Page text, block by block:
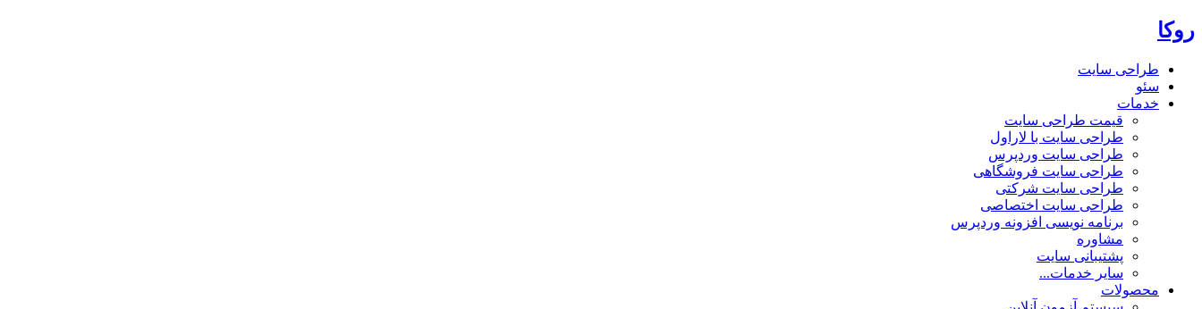
روکا
طراحی سایت
سئو
خدمات
قیمت طراحی سایت
طراحی سایت با لاراول
طراحی سایت وردپرس
طراحی سایت فروشگاهی
طراحی سایت شرکتی
طراحی سایت اختصاصی
برنامه نویسی افزونه وردپرس
مشاوره
پشتیبانی سایت
سایر خدمات...
محصولات